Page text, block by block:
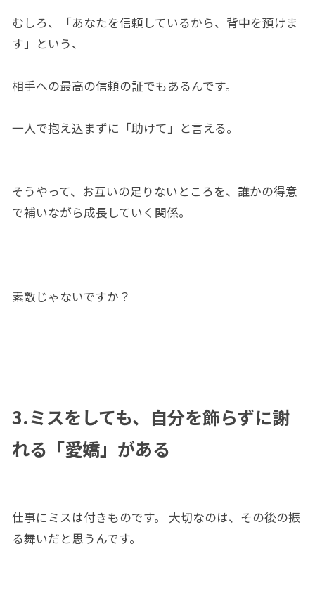
むしろ、「あなたを信頼しているから、背中を預けま
す」という、
相手への最高の信頼の証でもあるんです。
一人で抱え込まずに「助けて」と言える。
そうやって、お互いの足りないところを、誰かの得意
で補いながら成長していく関係。
素敵じゃないですか？
3.ミスをしても、自分を飾らずに謝
れる「愛嬌」がある
仕事にミスは付きものです。 大切なのは、その後の振
る舞いだと思うんです。